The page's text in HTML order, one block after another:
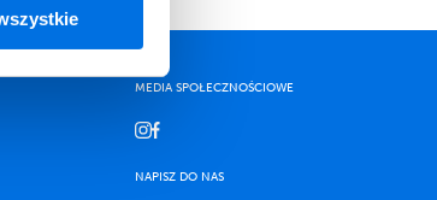
MEDIA SPOŁECZNOŚCIOWE
NAPISZ DO NAS